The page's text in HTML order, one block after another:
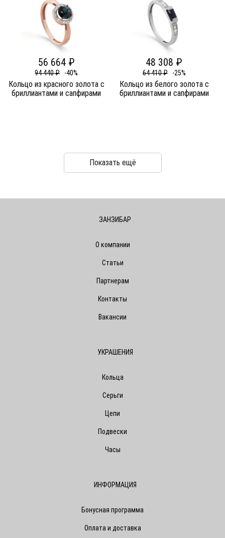
56 664 ₽
94 440 ₽ -40%
Кольцо из красного золота c
бриллиантами и сапфирами
48 308 ₽
64 410 ₽ -25%
Кольцо из белого золота c
бриллиантами и сапфирами
Показать ещё
ЗАНЗИБАР
О компании
Статьи
Партнерам
Контакты
Вакансии
УКРАШЕНИЯ
Кольца
Серьги
Цепи
Подвески
Часы
ИНФОРМАЦИЯ
Бонусная программа
Оплата и доставка